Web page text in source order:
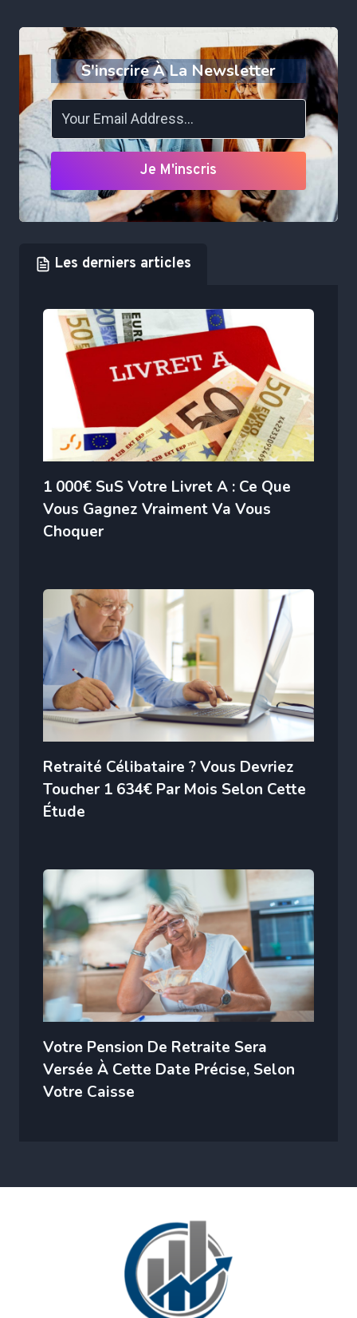
S'inscrire À La Newsletter
Je M'inscris
Les derniers articles
1 000€ SuS Votre Livret A : Ce Que
Vous Gagnez Vraiment Va Vous
Choquer
Retraité Célibataire ? Vous Devriez
Toucher 1 634€ Par Mois Selon Cette
Étude
Votre Pension De Retraite Sera
Versée À Cette Date Précise, Selon
Votre Caisse